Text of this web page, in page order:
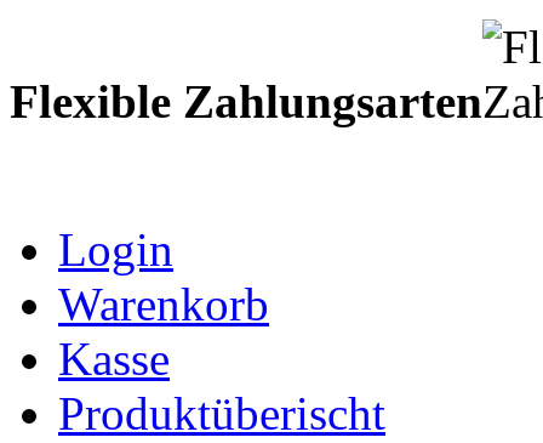
Flexible Zahlungsarten
Login
Warenkorb
Kasse
Produktüberischt